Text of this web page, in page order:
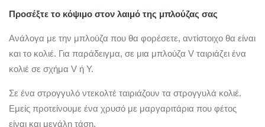
Προσέξτε το κόψιμο στον λαιμό της μπλούζας σας
Ανάλογα με την μπλούζα που θα φορέσετε, αντίστοιχο θα είναι
και το κολιέ. Για παράδειγμα, σε μια μπλούζα V ταιριάζει ένα
κολιέ σε σχήμα V ή Y.
Σε ένα στρογγυλό ντεκολτέ ταιριάζουν τα στρογγυλά κολιέ.
Εμείς προτείνουμε ένα χρυσό με μαργαριτάρια που φέτος
είναι και μεγάλη τάση.